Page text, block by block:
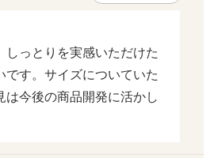
しっとりを実感いただけた
です。サイズについていた
は今後の商品開発に活かし